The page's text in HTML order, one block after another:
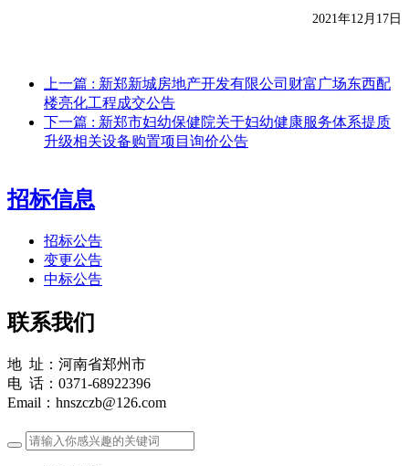
2021年12月 17 日
上一篇 : 新郑新城房地产开发有限公司财富广场东西配
楼亮化工程成交公告
下一篇 : 新郑市妇幼保健院关于妇幼健康服务体系提质
升级相关设备购置项目询价公告
招标信息
招标公告
变更公告
中标公告
联系我们
地 址：河南省郑州市
电 话：0371-68922396
Email：hnszczb@126.com